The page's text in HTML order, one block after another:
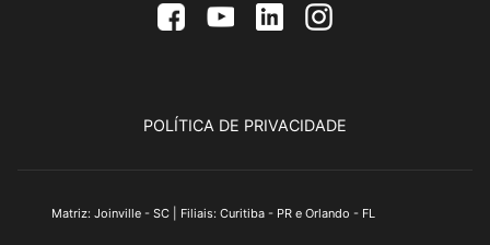
POLÍTICA DE PRIVACIDADE
Matriz: Joinville - SC | Filiais: Curitiba - PR e Orlando - FL